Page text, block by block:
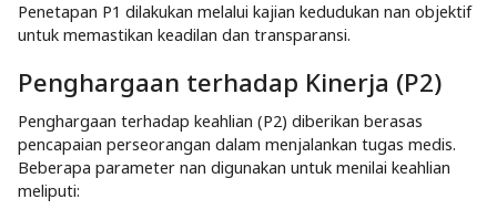
Penetapan P1 dilakukan melalui kajian kedudukan nan objektif
untuk memastikan keadilan dan transparansi.​
Penghargaan terhadap Kinerja (P2)
Penghargaan terhadap keahlian (P2) diberikan berasas
pencapaian perseorangan dalam menjalankan tugas medis.
Beberapa parameter nan digunakan untuk menilai keahlian
meliputi:​